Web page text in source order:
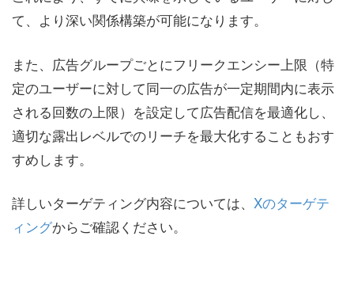
て、より深い関係構築が可能になります。
また、広告グループごとにフリークエンシー上限（特
定のユーザーに対して同一の広告が一定期間内に表示
される回数の上限）を設定して広告配信を最適化し、
適切な露出レベルでのリーチを最大化することもおす
すめします。
詳しいターゲティング内容については、 Xのターゲテ
ィングからご確認ください。